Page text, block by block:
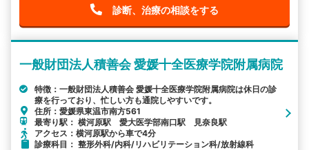
診断、治療の相談をする
一般財団法人積善会 愛媛十全医療学院附属病院
特徴：一般財団法人積善会 愛媛十全医療学院附属病院は休日の診
療を行っており、忙しい方も通院しやすいです。
住所：愛媛県東温市南方561
最寄り駅： 横河原駅 愛大医学部南口駅 見奈良駅
アクセス：横河原駅から車で4分
診療科目： 整形外科/内科/リハビリテーション科/放射線科